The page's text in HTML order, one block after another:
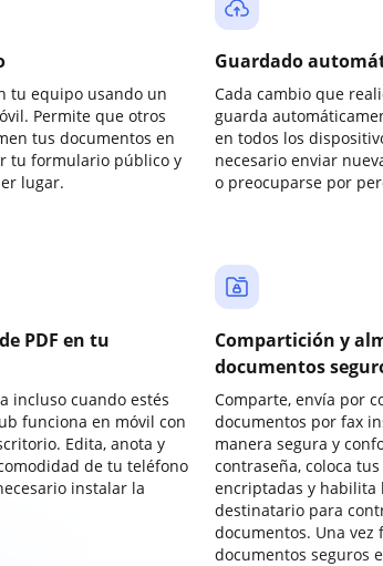
tu equipo usando un
Permite que otros
tus documentos en
tu formulario público y
lugar.
Guardado
Cada cambio que
guarda
en todos los
necesario enviar
o preocuparse por
PDF en tu
incluso cuando estés
funciona en móvil con
Edita, anota y
de tu teléfono
instalar la
Compartición y
documentos
Comparte, envía por
documentos por fax
manera segura y
contraseña, coloca
encriptadas y habilita
destinatario para
documentos. Una
documentos seguros